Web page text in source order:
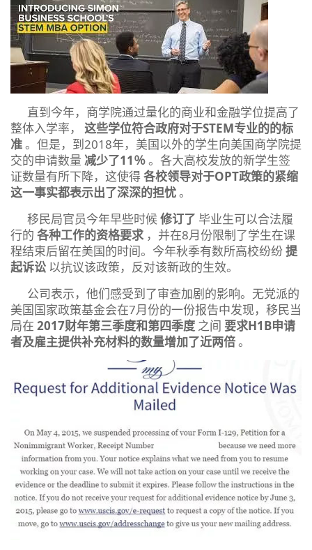
直到今年，商学院通过量化的商业和金融学位提高了
整体入学率， 这些学位符合政府对于STEM专业的的标
准。但是，到2018年，美国以外的学生向美国商学院提
交的申请数量 减少了11％。各大高校发放的新学生签
证数量有所下降，这使得各校领导对于OPT政策的紧缩
这一事实都表示出了深深的担忧。
移民局官员今年早些时候修订了 毕业生可以合法履
行的 各种工作的资格要求 ，并在8月份限制了学生在课
程结束后留在美国的时间。今年秋季有数所高校纷纷 提
起诉讼 以抗议该政策，反对该新政的生效。
公司表示，他们感受到了审查加剧的影响。无党派的
美国国家政策基金会在7月份的一份报告中发现，移民当
局在 2017财年第三季度和第四季度 之间 要求H1B申请
者及雇主提供补充材料的数量增加了近两倍。